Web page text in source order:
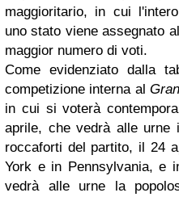
maggioritario, in cui
uno stato viene assegnato
maggior numero di voti.
Come evidenziato dalla
competizione interna al
in cui si voterà
aprile, che vedrà alle urne
roccaforti del partito, il 24
York e in Pennsylvania, e
vedrà alle urne la